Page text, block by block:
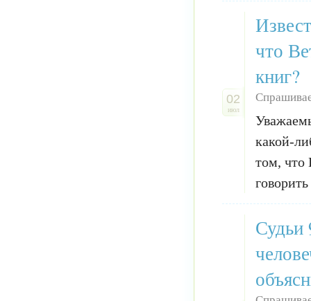
02
июл
что
книг?
какой-
том, что
Судьи